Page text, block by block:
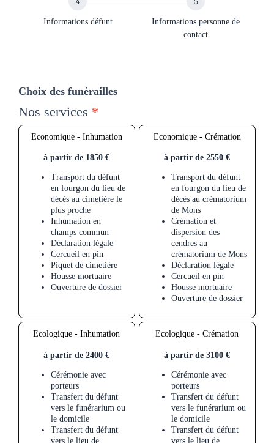
Informations défunt
Informations personne de
contact
Choix des funérailles
Nos services *
Economique - Inhumation
à partir de 1850 €
Transport du défunt
en fourgon du lieu de
décès au cimetière le
plus proche
Inhumation en
champs commun
Déclaration légale
Cercueil en pin
Piquet de cimetière
Housse mortuaire
Ouverture de dossier
Economique - Crémation
à partir de 2550 €
Transport du défunt
en fourgon du lieu de
décès au crématorium
de Mons
Crémation et
dispersion des
cendres au
crématorium de Mons
Déclaration légale
Cercueil en pin
Housse mortuaire
Ouverture de dossier
Ecologique - Inhumation
à partir de 2400 €
Cérémonie avec
porteurs
Transfert du défunt
vers le funérarium ou
le domicile
Transfert du défunt
vers le lieu de
Ecologique - Crémation
à partir de 3100 €
Cérémonie avec
porteurs
Transfert du défunt
vers le funérarium ou
le domicile
Transfert du défunt
vers le lieu de